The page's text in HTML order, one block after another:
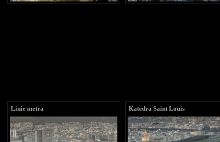
Linie metra Katedra Saint Louis